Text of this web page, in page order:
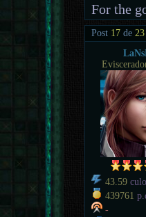
For the
Post 17 de 23
43.59
439761
-